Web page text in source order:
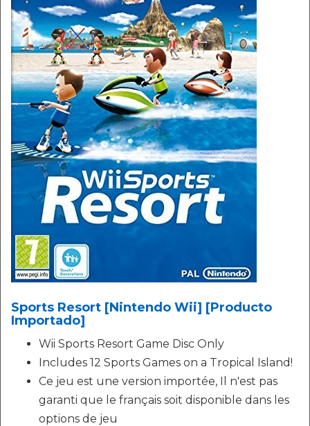
Sports Resort [Nintendo Wii] [Producto
Importado]
Wii Sports Resort Game Disc Only
Includes 12 Sports Games on a Tropical Island!
Ce jeu est une version importée, Il n'est pas
garanti que le français soit disponible dans les
options de jeu